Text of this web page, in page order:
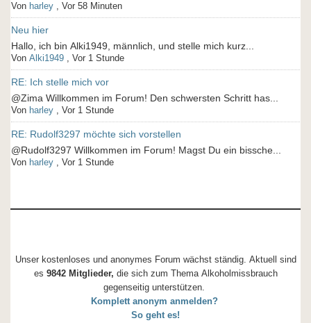
Von harley , Vor 58 Minuten
Neu hier
Hallo, ich bin Alki1949, männlich, und stelle mich kurz...
Von Alki1949 , Vor 1 Stunde
RE: Ich stelle mich vor
@Zima Willkommen im Forum! Den schwersten Schritt has...
Von harley , Vor 1 Stunde
RE: Rudolf3297 möchte sich vorstellen
@Rudolf3297 Willkommen im Forum! Magst Du ein bissche...
Von harley , Vor 1 Stunde
Unser kostenloses und anonymes Forum wächst ständig. Aktuell sind
es 9842 Mitglieder, die sich zum Thema Alkoholmissbrauch
gegenseitig unterstützen.
Komplett anonym anmelden?
So geht es!